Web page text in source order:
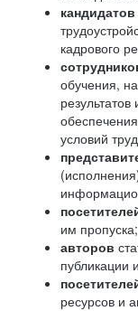
кандидатов
кадрового
обучения,
условий
им пропуска;
авторов
публикации
ресурсов и